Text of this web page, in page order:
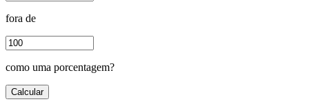
fora de
como uma porcentagem?
Calcular